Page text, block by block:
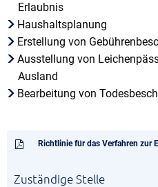
Erlaubnis
Haushaltsplanung
Erstellung von
Ausstellung von
Ausland
Bearbeitung von
Richtlinie für das Verfahren zur
Zuständige Stelle